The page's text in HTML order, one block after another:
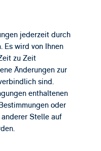
jederzeit durch
Es wird von Ihnen
zu Zeit
Änderungen zur
sind.
enthaltenen
oder
Stelle auf